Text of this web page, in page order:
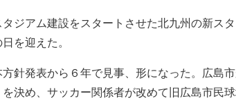
ジアム建設をスタートさせた北九州の新ス
を迎えた。
針発表から６年で見事、形になった。広島
決め、サッカー関係者が改めて旧広島市民